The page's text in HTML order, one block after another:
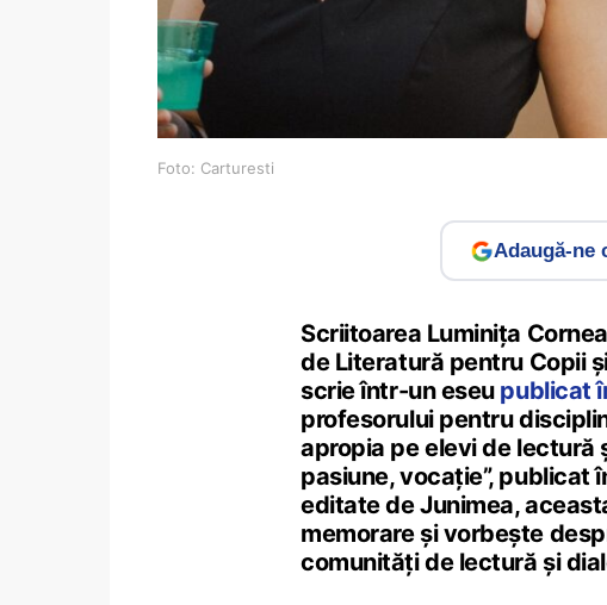
Foto: Carturesti
Adaugă-ne
Scriitoarea Luminița
de Literatură pentru Copii
scrie într-un eseu publicat
profesorului pentru
apropia pe elevi de lectură
pasiune, vocație”, publicat
editate de Junimea,
memorare și vorbește
comunități de lectură și